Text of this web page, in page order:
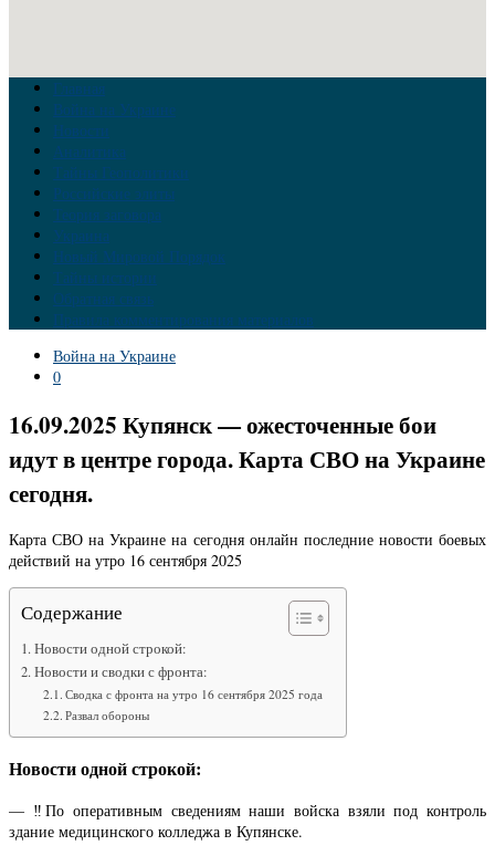
Главная
Война на Украине
Новости
Аналитика
Тайны Геополитики
Российские элиты
Теория заговора
Украина
Новый Мировой Порядок
Тайны истории
Обратная связь
Правила комментирования материалов
Война на Украине
0
16.09.2025 Купянск — ожесточенные бои
идут в центре города. Карта СВО на Украине
сегодня.
Карта СВО на Украине на сегодня онлайн последние новости боевых
действий на утро 16 сентября 2025
Содержание
Новости одной строкой:
Новости и сводки с фронта:
Сводка с фронта на утро 16 сентября 2025 года
Развал обороны
Новости одной строкой:
— ‼️По оперативным сведениям наши войска взяли под контроль
здание медицинского колледжа в Купянске.